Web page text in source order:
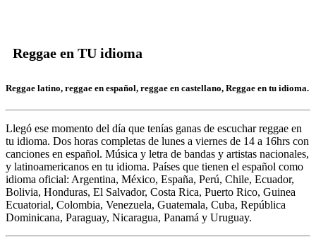
Reggae en TU idioma
Reggae latino, reggae en español, reggae en castellano, Reggae en tu idioma.
Llegó ese momento del día que tenías ganas de escucharreggae en
tu idioma. Dos horas completas de lunes a viernes de 14 a 16hrs con
canciones en español. Música y letra de bandas y artistas nacionales,
y latinoamericanos en tu idioma. Países que tienen el español como
idioma oficial: Argentina, México, España, Perú, Chile, Ecuador,
Bolivia, Honduras, El Salvador, Costa Rica, Puerto Rico, Guinea
Ecuatorial, Colombia, Venezuela, Guatemala, Cuba, República
Dominicana, Paraguay, Nicaragua, Panamá y Uruguay.